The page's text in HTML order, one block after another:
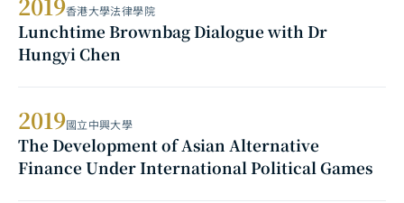
香港大學法律學院
Lunchtime Brownbag Dialogue with Dr
Hungyi Chen
2019國立中興大學
The Development of Asian Alternative
Finance Under International Political Games